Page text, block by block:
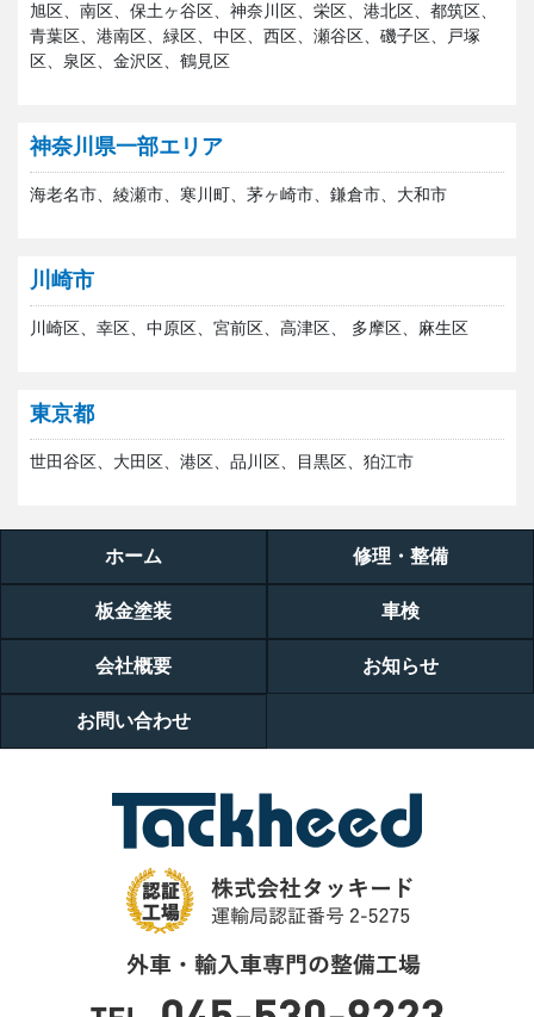
旭区、南区、保土ヶ谷区、神奈川区、栄区、港北区、都筑区、
青葉区、港南区、緑区、中区、西区、瀬谷区、磯子区、戸塚
区、泉区、金沢区、鶴見区
神奈川県一部エリア
海老名市、綾瀬市、寒川町、茅ヶ崎市、鎌倉市、大和市
川崎市
川崎区、幸区、中原区、宮前区、高津区、 多摩区、麻生区
東京都
世田谷区、大田区、港区、品川区、目黒区、狛江市
ホーム 修理・整備
板金塗装 車検
会社概要 お知らせ
お問い合わせ